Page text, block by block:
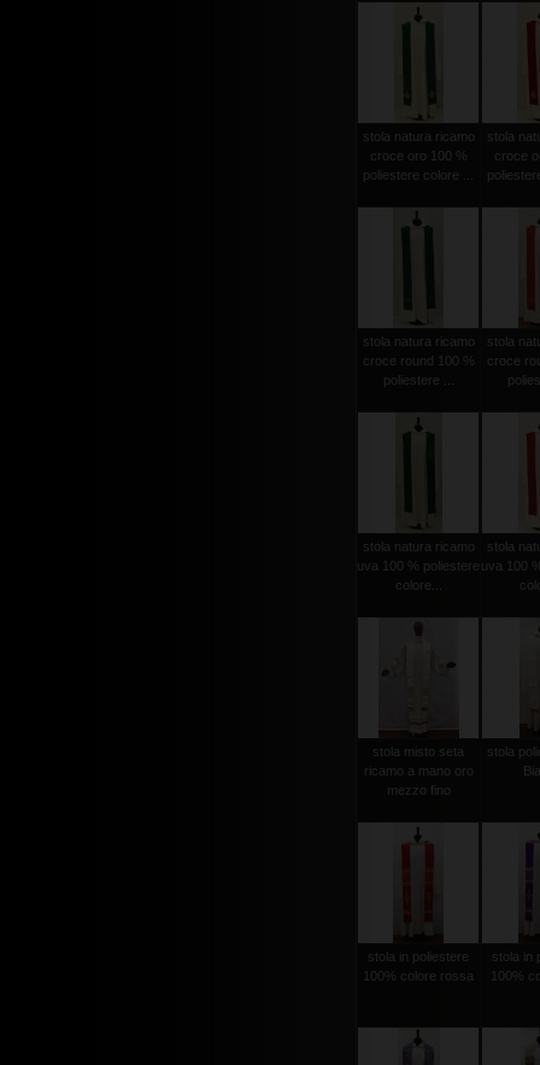
stola natura ricamo
croce oro 100 %
poliestere colore ...
stola
croce
stola natura ricamo
croce round 100 %
poliestere ...
stola
croce
stola natura ricamo
uva 100 % poliestere
colore...
stola
uva 100
stola misto seta
ricamo a mano oro
mezzo fino
stola
stola in poliestere
100% colore rossa
stola in
100%